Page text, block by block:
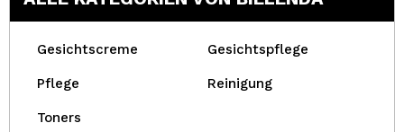
Gesichtscreme Gesichtspflege
Pflege Reinigung
Toners